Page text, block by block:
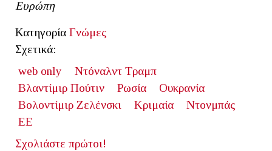
Ευρώπη
Κατηγορία Γνώμες
Σχετικά:
web only
Ντόναλντ Τραμπ
Βλαντίμιρ Πούτιν
Ρωσία
Ουκρανία
Βολοντίμιρ Ζελένσκι
Κριμαία
Ντονμπάς
ΕΕ
Σχολιάστε πρώτοι!